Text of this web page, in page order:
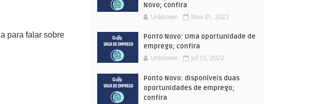
para falar sobre
Novo; confira
Unknown Nov 01, 2022
Ponto Novo: Uma oportunidade de
emprego; confira
Unknown Jul 15, 2022
Ponto Novo: disponíveis duas
oportunidades de emprego;
confira